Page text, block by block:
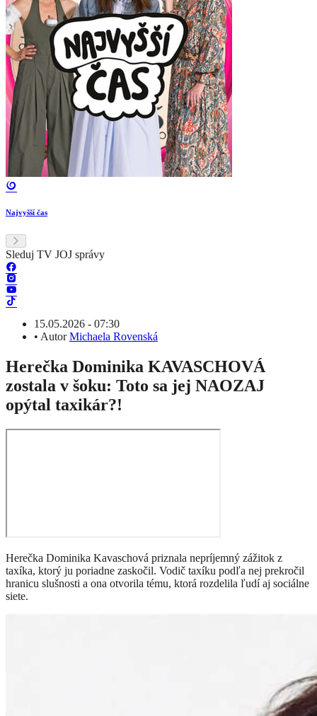
Najvyšší čas
Sleduj TV JOJ správy
15.05.2026 - 07:30
• AutorMichaela Rovenská
Herečka Dominika KAVASCHOVÁ
zostala v šoku: Toto sa jej NAOZAJ
opýtal taxikár?!
Herečka Dominika Kavaschová priznala nepríjemný zážitok z
taxíka, ktorý ju poriadne zaskočil. Vodič taxíku podľa nej prekročil
hranicu slušnosti a ona otvorila tému, ktorá rozdelila ľudí aj sociálne
siete.